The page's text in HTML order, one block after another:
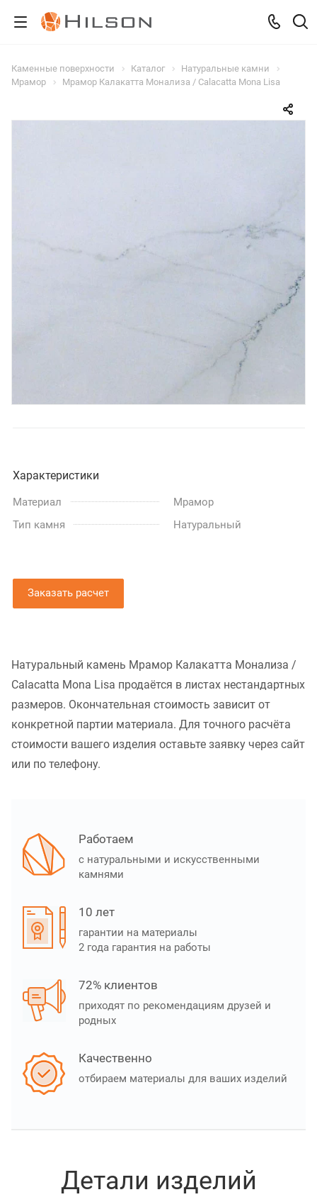
Каменные поверхности Каталог
Натуральные камни
Мрамор
Мрамор Калакатта Монализа / Calacatta Mona Lisa
Характеристики
Материал
Мрамор
Тип камня
Натуральный
Заказать расчет
Натуральный камень Мрамор Калакатта Монализа /
Calacatta Mona Lisa продаётся в листах нестандартных
размеров. Окончательная стоимость зависит от
конкретной партии материала. Для точного расчёта
стоимости вашего изделия оставьте заявку через сайт
или по телефону.
Работаем
с натуральными и искусственными
камнями
10 лет
гарантии на материалы
2 года гарантия на работы
72% клиентов
приходят по рекомендациям друзей и
родных
Качественно
отбираем материалы для ваших изделий
Детали изделий